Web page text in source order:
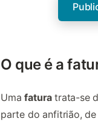
O que é a
Umafaturatrata-se
parte do anfitrião,